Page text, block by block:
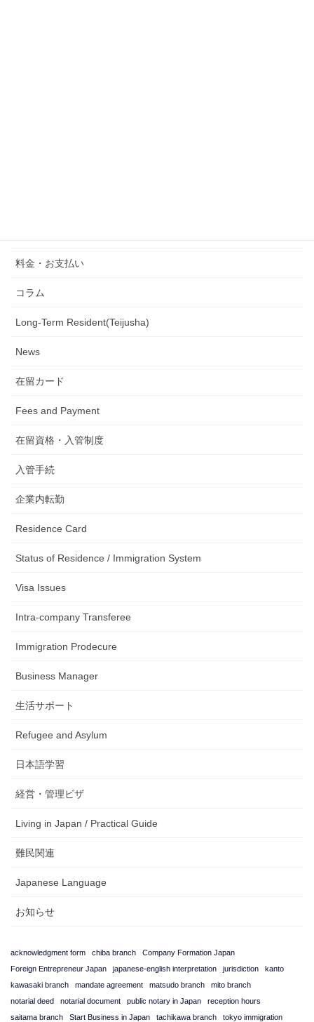
料金・お支払い
コラム
Long-Term Resident(Teijusha)
News
在留カード
Fees and Payment
在留資格・入管制度
入管手続
企業内転勤
Residence Card
Status of Residence / Immigration System
Visa Issues
Intra-company Transferee
Immigration Prodecure
Business Manager
生活サポート
Refugee and Asylum
日本語学習
経営・管理ビザ
Living in Japan / Practical Guide
難民関連
Japanese Language
お知らせ
acknowledgment form chiba branch
Company Formation Japan
Foreign Entrepreneur Japan
japanese-english interpretation jurisdiction
kanto
kawasaki branch
mandate agreement matsudo branch
mito branch
notarial deed
notarial document public notary in Japan
reception hours
saitama branch
Start Business in Japan tachikawa branch
tokyo immigration